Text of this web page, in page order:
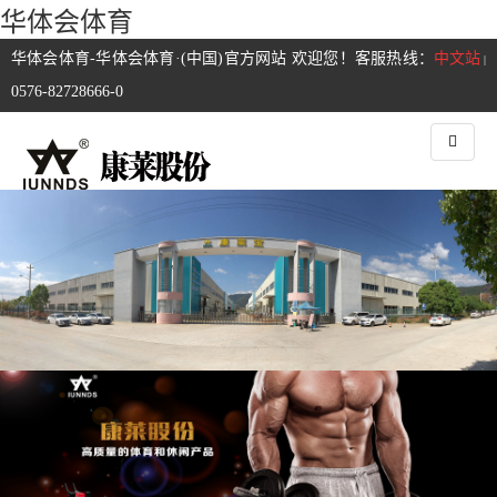
华体会体育
中文站 |
华体会体育-华体会体育·(中国)官方网站 欢迎您！客服热线：
0576-82728666-0